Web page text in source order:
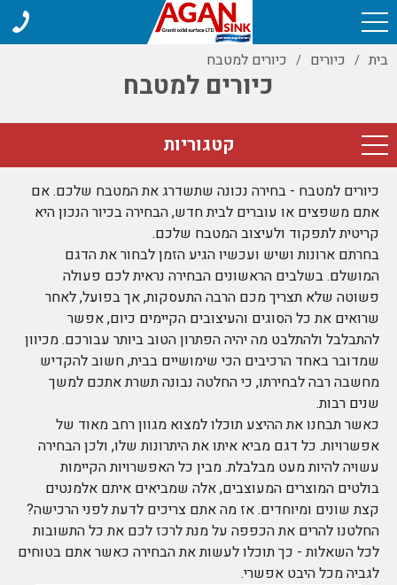
בית / כיורים / כיורים למטבח
כיורים למטבח
קטגוריות
כיורים למטבח - בחירה נכונה שתשדרג את המטבח שלכם. אם
אתם משפצים או עוברים לבית חדש, הבחירה בכיור הנכון היא
קריטית לתפקוד ולעיצוב המטבח שלכם.
בחרתם ארונות ושיש ועכשיו הגיע הזמן לבחור את הדגם
המושלם. בשלבים הראשונים הבחירה נראית לכם פעולה
פשוטה שלא תצריך מכם הרבה התעסקות, אך בפועל, לאחר
שרואים את כל הסוגים והעיצובים הקיימים כיום, אפשר
להתבלבל ולהתלבט מה יהיה הפתרון הטוב ביותר עבורכם. מכיוון
שמדובר באחד הרכיבים הכי שימושיים בבית, חשוב להקדיש
מחשבה רבה לבחירתו, כי החלטה נבונה תשרת אתכם למשך
שנים רבות.
כאשר תבחנו את ההיצע תוכלו למצוא מגוון רחב מאוד של
אפשרויות. כל דגם מביא איתו את היתרונות שלו, ולכן הבחירה
עשויה להיות מעט מבלבלת. מבין כל האפשרויות הקיימות
בולטים המוצרים המעוצבים, אלה שמביאים איתם אלמנטים
קצת שונים ומיוחדים. אז מה אתם צריכים לדעת לפני הרכישה?
החלטנו להרים את הכפפה על מנת לרכז לכם את כל התשובות
לכל השאלות - כך תוכלו לעשות את הבחירה כאשר אתם בטוחים
לגביה מכל היבט אפשרי.